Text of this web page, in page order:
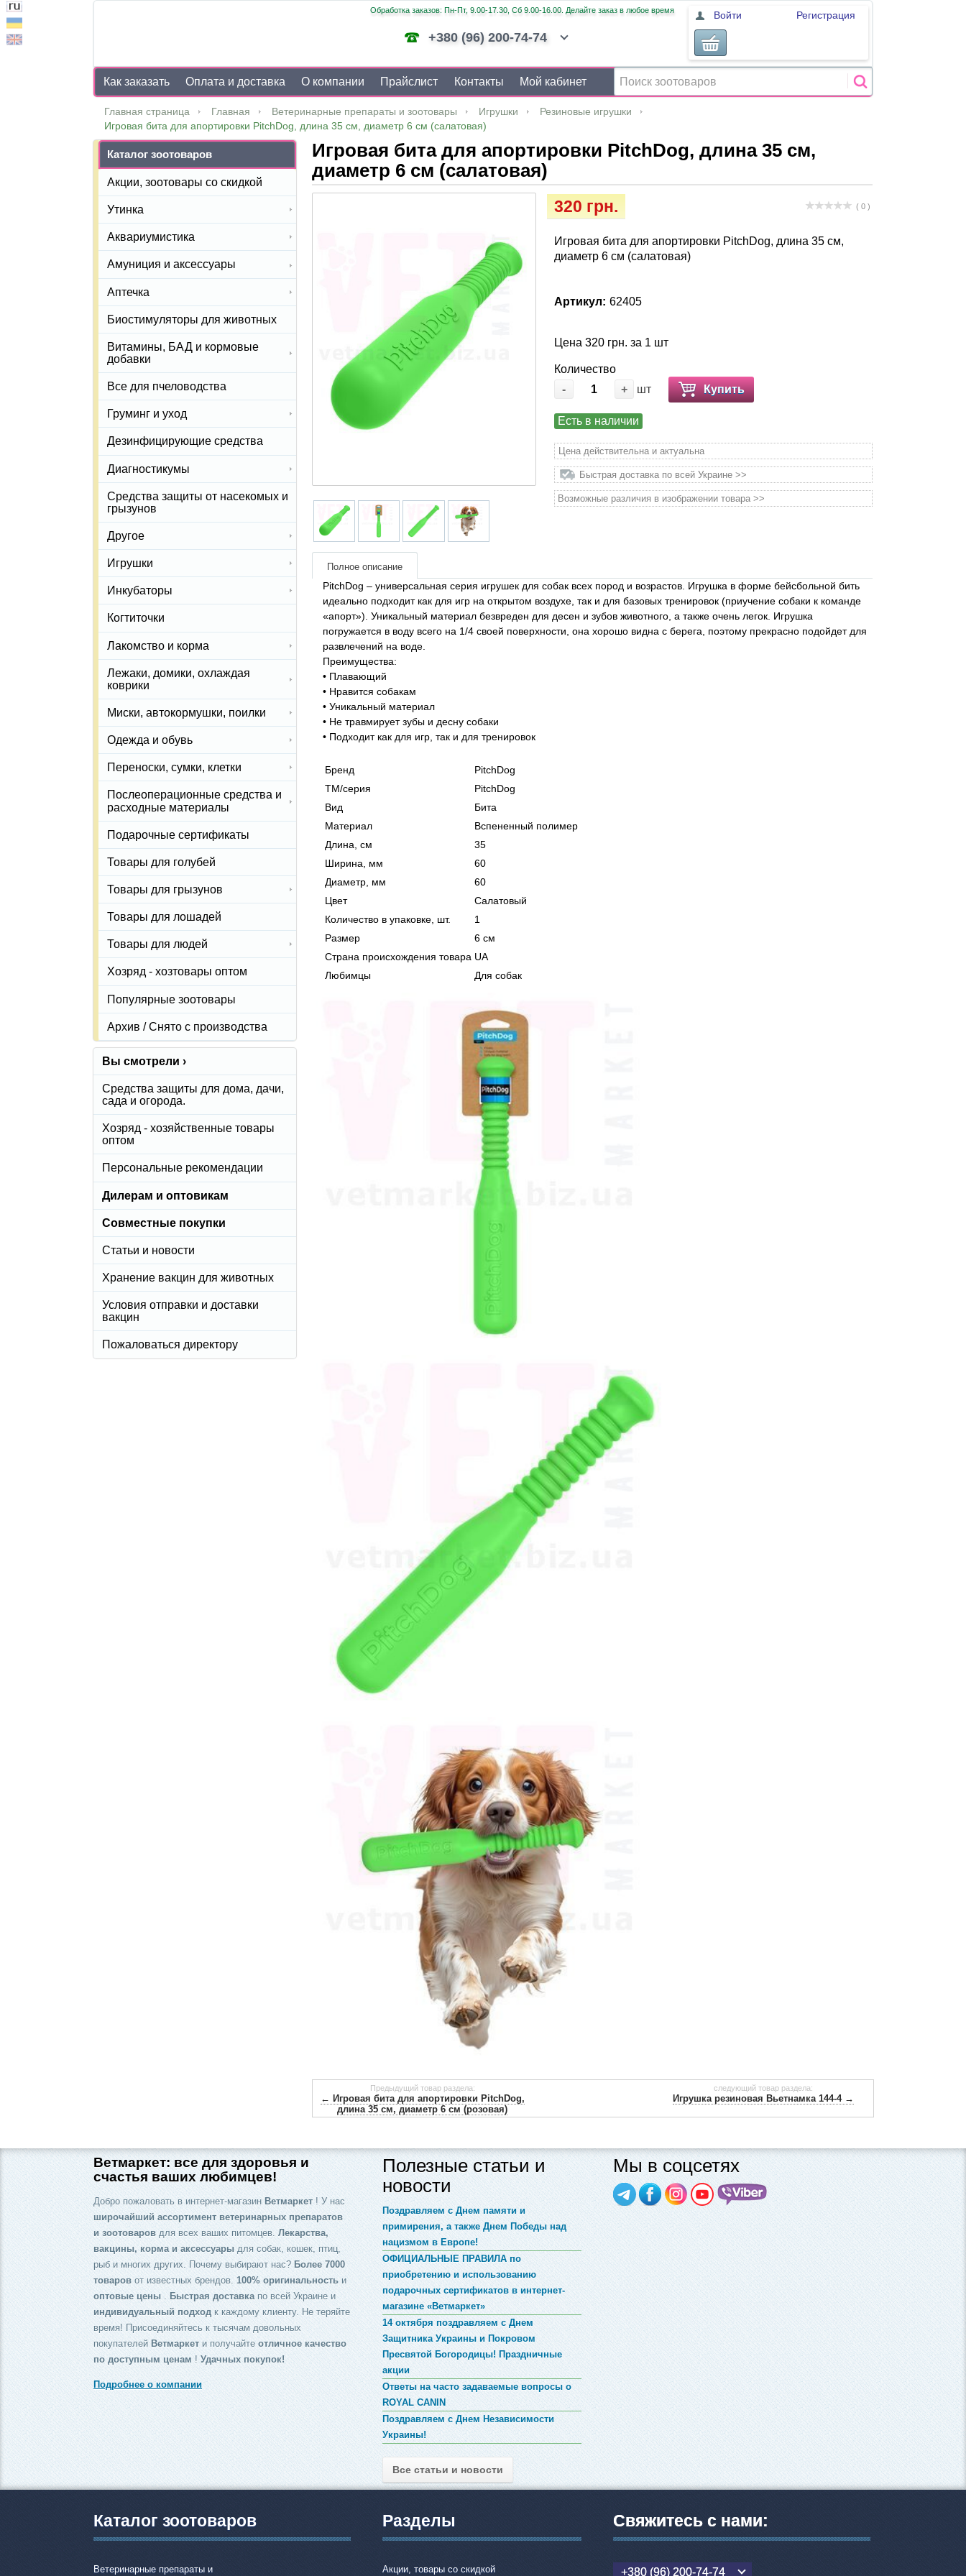
Обработка заказов: Пн-Пт, 9.00-17.30, Сб 9.00-16.00. Делайте заказ в любое время
+380 (96) 200-74-74
Войти Регистрация
Как заказать Оплата и доставка О компании Прайслист Контакты Мой кабинет
Главная страница Главная Ветеринарные препараты и зоотовары Игрушки
Резиновые игрушки
Игровая бита для апортировки PitchDog, длина 35 см, диаметр 6 см (салатовая)
Игровая бита для апортировки PitchDog, длина 35 см,
диаметр 6 см (салатовая)
( 0 )
320 грн.
Игровая бита для апортировки PitchDog, длина 35 см,
диаметр 6 см (салатовая)
Артикул: 62405
Цена 320 грн. за 1 шт
Количество
-
+ шт Купить
Есть в наличии
Цена действительна и актуальна
Быстрая доставка по всей Украине >>
Возможные различия в изображении товара >>
Полное описание
PitchDog – универсальная серия игрушек для собак всех пород и возрастов. Игрушка в форме бейсбольной бить
идеально подходит как для игр на открытом воздухе, так и для базовых тренировок (приучение собаки к команде
«апорт»). Уникальный материал безвреден для десен и зубов животного, а также очень легок. Игрушка
погружается в воду всего на 1/4 своей поверхности, она хорошо видна с берега, поэтому прекрасно подойдет для
развлечений на воде.
Преимущества:
• Плавающий
• Нравится собакам
• Уникальный материал
• Не травмирует зубы и десну собаки
• Подходит как для игр, так и для тренировок
Бренд
PitchDog
ТМ/серия
PitchDog
Вид
Бита
Материал
Вспененный полимер
Длина, см
35
Ширина, мм
60
Диаметр, мм
60
Цвет
Салатовый
Количество в упаковке, шт.
1
Размер
6 см
Страна происхождения товара UA
Любимцы
Для собак
Предыдущий товар раздела:
← Игровая бита для апортировки PitchDog,
длина 35 см, диаметр 6 см (розовая)
следующий товар раздела:
Игрушка резиновая Вьетнамка 144-4 →
Каталог зоотоваров
Акции, зоотовары со скидкой
Утинка
Аквариумистика
Амуниция и аксессуары
Аптечка
Биостимуляторы для животных
Витамины, БАД и кормовые
добавки
Все для пчеловодства
Груминг и уход
Дезинфицирующие средства
Диагностикумы
Средства защиты от насекомых и
грызунов
Другое
Игрушки
Инкубаторы
Когтиточки
Лакомство и корма
Лежаки, домики, охлаждая
коврики
Миски, автокормушки, поилки
Одежда и обувь
Переноски, сумки, клетки
Послеоперационные средства и
расходные материалы
Подарочные сертификаты
Товары для голубей
Товары для грызунов
Товары для лошадей
Товары для людей
Хозряд - хозтовары оптом
Популярные зоотовары
Архив / Снято с производства
Вы смотрели ›
Средства защиты для дома, дачи,
сада и огорода.
Хозряд - хозяйственные товары
оптом
Персональные рекомендации
Дилерам и оптовикам
Совместные покупки
Статьи и новости
Хранение вакцин для животных
Условия отправки и доставки
вакцин
Пожаловаться директору
Ветмаркет: все для здоровья и
счастья ваших любимцев!
Добро пожаловать в интернет-магазин Ветмаркет ! У нас
широчайший ассортимент ветеринарных препаратов
и зоотоваров для всех ваших питомцев. Лекарства,
вакцины, корма и аксессуары для собак, кошек, птиц,
рыб и многих других. Почему выбирают нас? Более 7000
товаров от известных брендов.100% оригинальность и
оптовые цены . Быстрая доставкапо всей Украине и
индивидуальный подход к каждому клиенту. Не теряйте
время! Присоединяйтесь к тысячам довольных
покупателей Ветмаркет и получайте отличное качество
по доступным ценам ! Удачных покупок!
Подробнее о компании
Полезные статьи и
новости
Поздравляем с Днем памяти и
примирения, а также Днем Победы над
нацизмом в Европе!
ОФИЦИАЛЬНЫЕ ПРАВИЛА по
приобретению и использованию
подарочных сертификатов в интернет-
магазине «Ветмаркет»
14 октября поздравляем с Днем
Защитника Украины и Покровом
Пресвятой Богородицы! Праздничные
акции
Ответы на часто задаваемые вопросы о
ROYAL CANIN
Поздравляем с Днем Независимости
Украины!
Все статьи и новости
Мы в соцсетях
Каталог зоотоваров
Ветеринарные препараты и
Разделы
Акции, товары со скидкой
Свяжитесь с нами:
+380 (96) 200-74-74